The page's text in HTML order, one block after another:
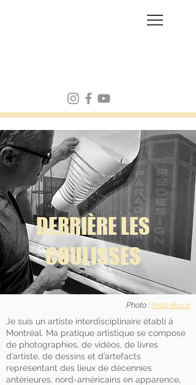
DERRIÈRE LES
COULISSES
Photo : Nalo Bruce
Je suis un artiste interdisciplinaire établi à
Montréal. Ma pratique artistique se compose
de photographies, de vidéos, de livres
d’artiste, de dessins et d’artefacts
représentant des lieux de décennies
antérieures, nord-américains en apparence,